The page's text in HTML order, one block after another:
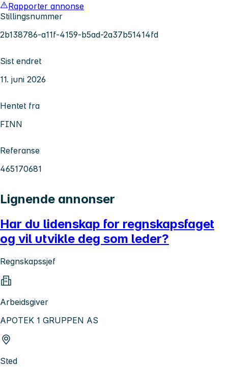
Rapporter annonse
Stillingsnummer
2b138786-a11f-4159-b5ad-2a37b51414fd
Sist endret
11. juni 2026
Hentet fra
FINN
Referanse
465170681
Lignende annonser
Har du lidenskap for regnskapsfaget
og vil utvikle deg som leder?
Regnskapssjef
Arbeidsgiver
APOTEK 1 GRUPPEN AS
Sted